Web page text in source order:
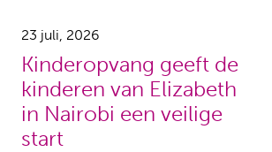
23 juli, 2026
Kinderopvang geeft de
kinderen van Elizabeth
in Nairobi een veilige
start